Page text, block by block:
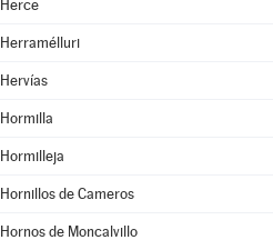
Herce
Herramélluri
Hervías
Hormilla
Hormilleja
Hornillos de Cameros
Hornos de Moncalvillo